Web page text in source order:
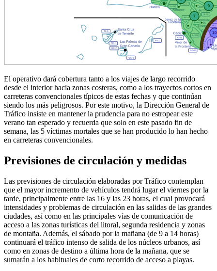
El operativo dará cobertura tanto a los viajes de largo recorrido
desde el interior hacia zonas costeras, como a los trayectos cortos en
carreteras convencionales típicos de estas fechas y que continúan
siendo los más peligrosos. Por este motivo, la Dirección General de
Tráfico insiste en mantener la prudencia para no estropear este
verano tan esperado y recuerda que solo en este pasado fin de
semana, las 5 víctimas mortales que se han producido lo han hecho
en carreteras convencionales.
Previsiones de circulación y medidas
Las previsiones de circulación elaboradas por Tráfico contemplan
que el mayor incremento de vehículos tendrá lugar el viernes por la
tarde, principalmente entre las 16 y las 23 horas, el cual provocará
intensidades y problemas de circulación en las salidas de las grandes
ciudades, así como en las principales vías de comunicación de
acceso a las zonas turísticas del litoral, segunda residencia y zonas
de montaña. Además, el sábado por la mañana (de 9 a 14 horas)
continuará el tráfico intenso de salida de los núcleos urbanos, así
como en zonas de destino a última hora de la mañana, que se
sumarán a los habituales de corto recorrido de acceso a playas.